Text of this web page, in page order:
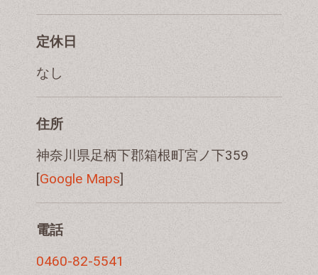
定休日
なし
住所
神奈川県足柄下郡箱根町宮ノ下359
[Google Maps]
電話
0460-82-5541